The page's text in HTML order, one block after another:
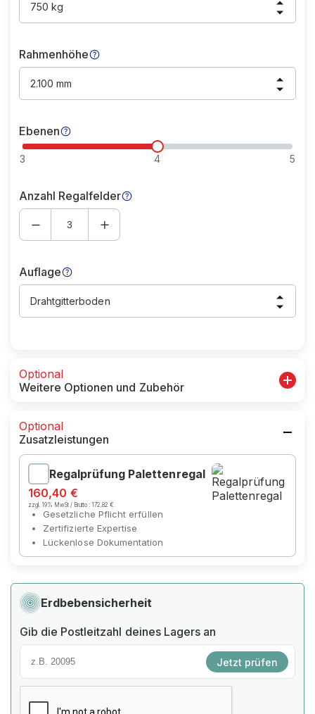
750 kg
Rahmenhöhe
2.100 mm
Ebenen
3 4 5
Anzahl Regalfelder
Auflage
Drahtgitterboden
Optional
Weitere Optionen und Zubehör
Optional
Zusatzleistungen
Regalprüfung Palettenregal
160,40 €
zzgl. 19% MwSt / Brutto :172,82 €
Gesetzliche Pflicht erfüllen
Zertifizierte Expertise
Lückenlose Dokumentation
Erdbebensicherheit
Gib die Postleitzahl deines Lagers an
Jetzt prüfen